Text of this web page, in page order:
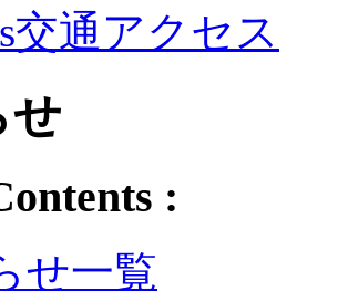
交通アクセス
:
せ一覧